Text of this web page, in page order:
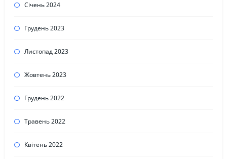
Січень 2024
Грудень 2023
Листопад 2023
Жовтень 2023
Грудень 2022
Травень 2022
Квітень 2022